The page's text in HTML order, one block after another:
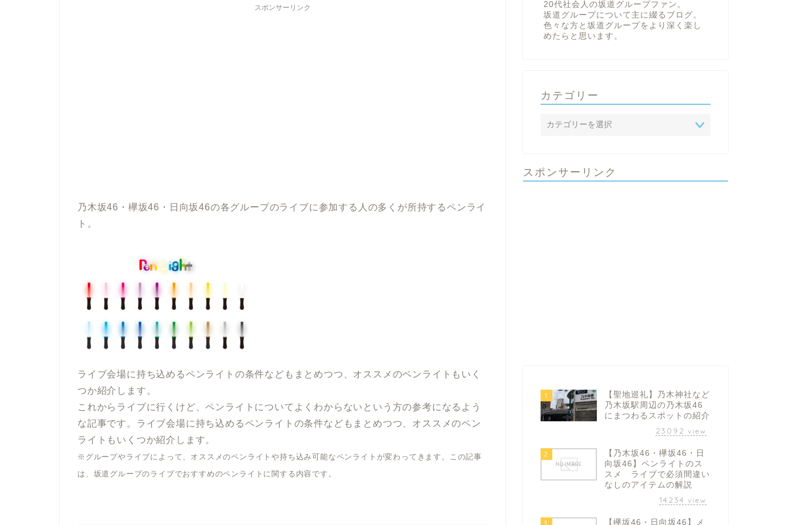
スポンサーリンク
乃木坂46・欅坂46・日向坂46の各グループのライブに参加する人の多くが所持するペンライ
ト。
ライブ会場に持ち込めるペンライトの条件などもまとめつつ、オススメのペンライトもいく
つか紹介します。
これからライブに行くけど、ペンライトについてよくわからないという方の参考になるよう
な記事です。ライブ会場に持ち込めるペンライトの条件などもまとめつつ、オススメのペン
ライトもいくつか紹介します。
※グループやライブによって、オススメのペンライトや持ち込み可能なペンライトが変わってきます。この記事
は、坂道グループのライブでおすすめのペンライトに関する内容です。
20代社会人の坂道グループファン。
坂道グループについて主に綴るブログ。
色々な方と坂道グループをより深く楽し
めたらと思います。
カテゴリー
スポンサーリンク
1
【聖地巡礼】乃木神社など
乃木坂駅周辺の乃木坂46
にまつわるスポットの紹介
23092 view
2
【乃木坂46・欅坂46・日
向坂46】ペンライトのス
スメ ライブで必須間違い
なしのアイテムの解説
14234 view
3
【欅坂46・日向坂46】メ